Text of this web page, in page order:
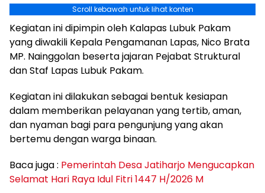
Scroll kebawah untuk lihat konten
Kegiatan ini dipimpin oleh Kalapas Lubuk Pakam
yang diwakili Kepala Pengamanan Lapas, Nico Brata
MP. Nainggolan beserta jajaran Pejabat Struktural
dan Staf Lapas Lubuk Pakam.
Kegiatan ini dilakukan sebagai bentuk kesiapan
dalam memberikan pelayanan yang tertib, aman,
dan nyaman bagi para pengunjung yang akan
bertemu dengan warga binaan.
Baca juga : Pemerintah Desa Jatiharjo Mengucapkan
Selamat Hari Raya Idul Fitri 1447 H/2026 M